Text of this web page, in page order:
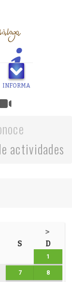
INFORMA
actividades
>
S D
1
7 8